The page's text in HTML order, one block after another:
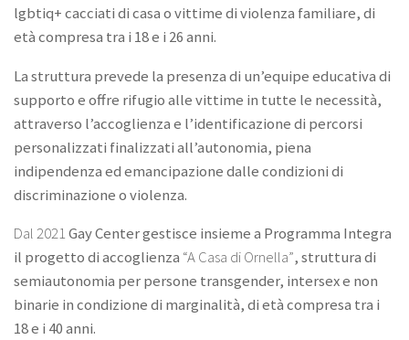
lgbtiq+ cacciati di casa o vittime di violenza familiare, di
età compresa tra i 18 e i 26 anni.
La struttura prevede la presenza di un’equipe educativa di
supporto e offre rifugio alle vittime in tutte le necessità,
attraverso l’accoglienza e l’identificazione di percorsi
personalizzati finalizzati all’autonomia, piena
indipendenza ed emancipazione dalle condizioni di
discriminazione o violenza.
Dal 2021Gay Center gestisce insieme a Programma Integra
il progetto di accoglienza “A Casa di Ornella”, struttura di
semiautonomia per persone transgender, intersex e non
binarie in condizione di marginalità, di età compresa tra i
18 e i 40 anni.